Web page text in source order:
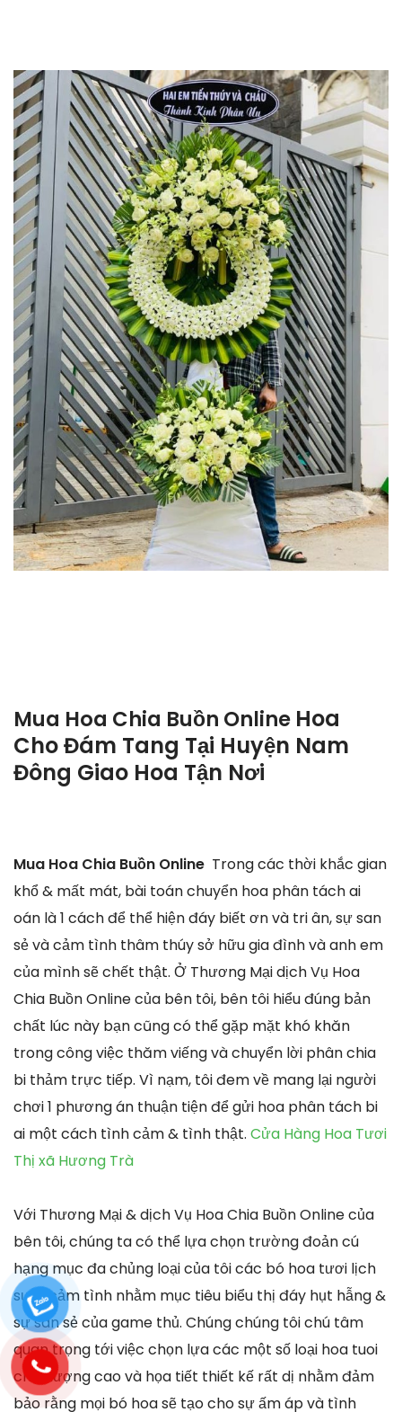
Mua Hoa Chia Buồn Online Hoa
Cho Đám Tang Tại Huyện Nam
Đông Giao Hoa Tận Nơi
Mua Hoa Chia Buồn Online Trong các thời khắc gian
khổ & mất mát, bài toán chuyển hoa phân tách ai
oán là 1 cách để thể hiện đáy biết ơn và tri ân, sự san
sẻ và cảm tình thâm thúy sở hữu gia đình và anh em
của mình sẽ chết thật. Ở Thương Mại dịch Vụ Hoa
Chia Buồn Online của bên tôi, bên tôi hiểu đúng bản
chất lúc này bạn cũng có thể gặp mặt khó khăn
trong công việc thăm viếng và chuyển lời phân chia
bi thảm trực tiếp. Vì nạm, tôi đem về mang lại người
chơi 1 phương án thuận tiện để gửi hoa phân tách bi
ai một cách tình cảm & tình thật. Cửa Hàng Hoa Tươi
Thị xã Hương Trà
Với Thương Mại & dịch Vụ Hoa Chia Buồn Online của
bên tôi, chúng ta có thể lựa chọn trường đoản cú
hạng mục đa chủng loại của tôi các bó hoa tươi lịch
sự & cảm tình nhằm mục tiêu biểu thị đáy hụt hẫng &
sự san sẻ của game thủ. Chúng chúng tôi chú tâm
quan trọng tới việc chọn lựa các một số loại hoa tuoi
chất lượng cao và họa tiết thiết kế rất dị nhằm đảm
bảo rằng mọi bó hoa sẽ tạo cho sự ấm áp và tình